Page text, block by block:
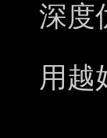
深度
用越